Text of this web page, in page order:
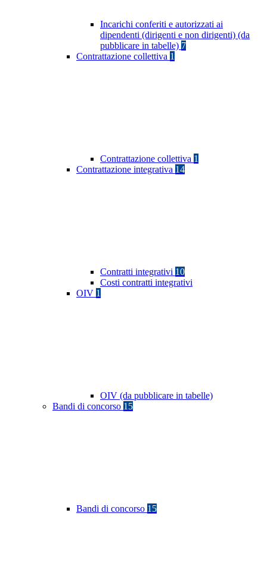
Incarichi conferiti e autorizzati ai
dipendenti (dirigenti e non dirigenti) (da
pubblicare in tabelle) 7
Contrattazione collettiva 1
Contrattazione collettiva 1
Contrattazione integrativa 14
Contratti integrativi 10
Costi contratti integrativi
OIV 1
OIV (da pubblicare in tabelle)
Bandi di concorso 15
Bandi di concorso 15